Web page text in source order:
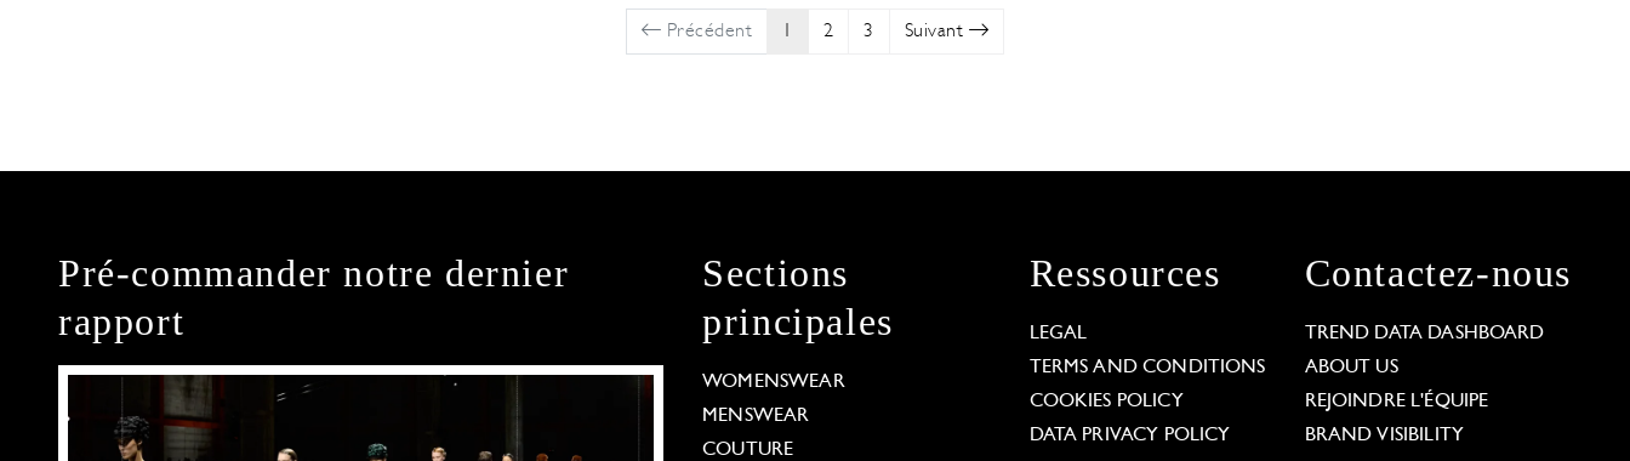
Précédent 2 3 Suivant
Pré-commander notre dernier
rapport
Sections
principales
WOMENSWEAR
MENSWEAR
COUTURE
Ressources
LEGAL
TERMS AND CONDITIONS
COOKIES POLICY
DATA PRIVACY POLICY
Contactez-nous
TREND DATA DASHBOARD
ABOUT US
REJOINDRE L'ÉQUIPE
BRAND VISIBILITY